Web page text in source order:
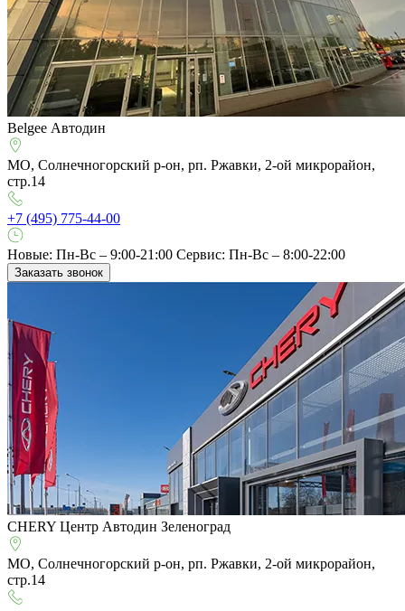
Belgee Автодин
МО, Солнечногорский р-он, рп. Ржавки, 2-ой микрорайон,
стр.14
+7 (495) 775-44-00
Новые: Пн-Вс – 9:00-21:00 Сервис: Пн-Вс – 8:00-22:00
Заказать звонок
CHERY Центр Автодин Зеленоград
МО, Солнечногорский р-он, рп. Ржавки, 2-ой микрорайон,
стр.14